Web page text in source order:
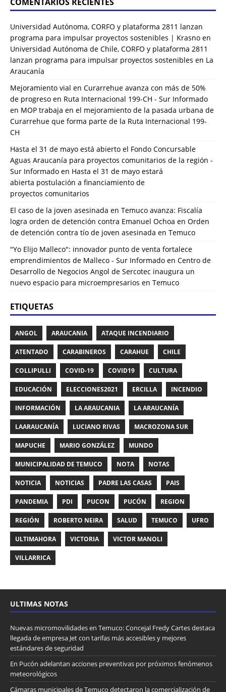
Universidad Autónoma, CORFO y plataforma 2811 lanzan
programa para impulsar proyectos sostenibles | Krasno en
Universidad Autónoma de Chile, CORFO y plataforma 2811
lanzan programa para impulsar proyectos sostenibles en La
Araucanía
Mejoramiento vial en Curarrehue avanza con más de 50%
de progreso en Ruta Internacional 199-CH - Sur Informado
en MOP trabaja en el mejoramiento de la pasada urbana de
Curarrehue que forma parte de la Ruta Internacional 199-
CH
Hasta el 31 de mayo está abierto el Fondo Concursable
Aguas Araucanía para proyectos comunitarios de la región -
Sur Informado en Hasta el 31 de mayo estará
abierta postulación a financiamiento de
proyectos comunitarios
El caso de la joven asesinada en Temuco avanza: Fiscalía
logra orden de detención contra Emanuel Ochoa en Orden
de detención contra tío de joven asesinada en Temuco
"Yo Elijo Malleco": innovador punto de venta fortalece
emprendimientos de Malleco - Sur Informado en Centro de
Desarrollo de Negocios Angol de Sercotec inaugura un
nuevo espacio para microempresarios en Temuco
ETIQUETAS
ANGOL ARAUCANIA ATAQUE INCENDIARIO
ATENTADO CARABINEROS CARAHUE CHILE
COLLIPULLI COVID-19 COVID19 CULTURA
EDUCACIÓN ELECCIONES2021 ERCILLA INCENDIO
INFORMACIÓN LA ARAUCANIA LA ARAUCANÍA
LAARAUCANÍA LUCIANO RIVAS MACROZONA SUR
MAPUCHE MARIO GONZÁLEZ MUNDO
MUNICIPALIDAD DE TEMUCO NOTA NOTAS
NOTICIA NOTICIAS PADRE LAS CASAS PAIS
PANDEMIA PDI PUCON PUCÓN REGION
REGIÓN ROBERTO NEIRA SALUD TEMUCO UFRO
ULTIMAHORA VICTORIA VICTOR MANOLI
VILLARRICA
ULTIMAS NOTAS
Nuevas micromovilidades en Temuco: Concejal Fredy Cartes destaca
llegada de empresa Jet con tarifas más accesibles y mejores
estándares de seguridad
En Pucón adelantan acciones preventivas por próximos fenómenos
meteorológicos
Cámaras municipales de Temuco detectaron la comercialización de